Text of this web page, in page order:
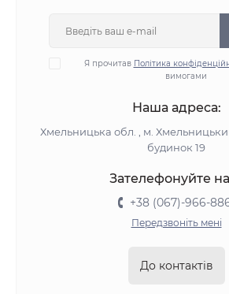
Я прочитав Політика
вимогами
Наша адреса:
Хмельницька обл. , м. Хмельницький
будинок 19
Зателефонуйте
+38 (067)-966-
Передзвоніть мені
До контактів